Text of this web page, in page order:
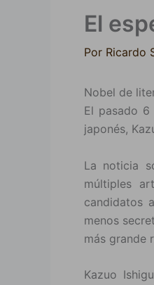
El
Por Ricardo
Nobel de
El pasado
japonés,
La noticia
múltiples
candidatos
menos
más grande
Kazuo